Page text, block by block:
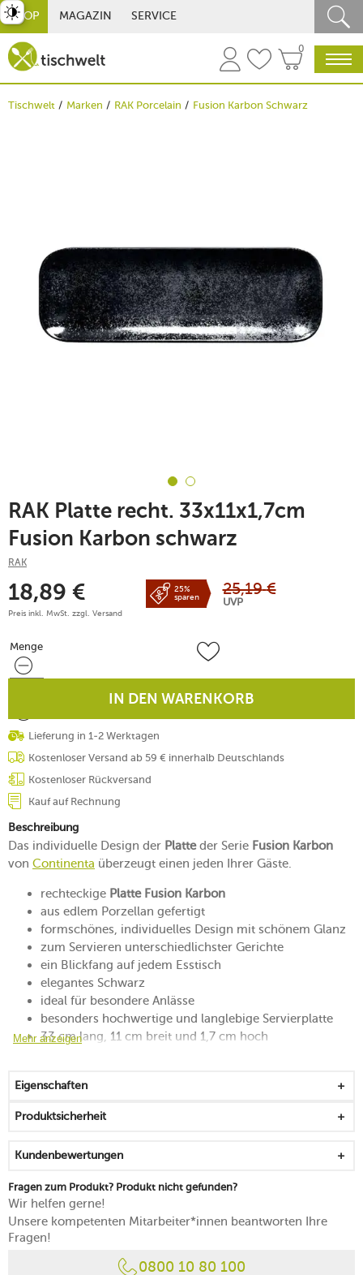
SHOP MAGAZIN SERVICE
0
Tischwelt Marken RAK Porcelain Fusion Karbon Schwarz
RAK Platte recht. 33x11x1,7cm
Fusion Karbon schwarz
RAK
18,89 €
Preis inkl. MwSt. zzgl. Versand
25%
sparen
25,19 €
UVP
Menge
Menge
IN DEN WARENKORB
Lieferung in 1-2 Werktagen
Kostenloser Versand ab 59 € innerhalb Deutschlands
Kostenloser Rückversand
Kauf auf Rechnung
Beschreibung
Das individuelle Design der Platteder Serie Fusion Karbon
von Continenta überzeugt einen jeden Ihrer Gäste.
rechteckige Platte Fusion Karbon
aus edlem Porzellan gefertigt
formschönes, individuelles Design mit schönem Glanz
zum Servieren unterschiedlichster Gerichte
ein Blickfang auf jedem Esstisch
elegantes Schwarz
ideal für besondere Anlässe
besonders hochwertige und langlebige Servierplatte
33 cm lang, 11 cm breit und 1,7 cm hoch
in verschiedenen Ausführungen erhältlich
ideal in Kombination mit weiteren Artikeln von
Mehr anzeigen
Eigenschaften
Produktsicherheit
Kundenbewertungen
Fragen zum Produkt? Produkt nicht gefunden?
Wir helfen gerne!
Unsere kompetenten Mitarbeiter*innen beantworten Ihre
Fragen!
0800 10 80 100
umschalten